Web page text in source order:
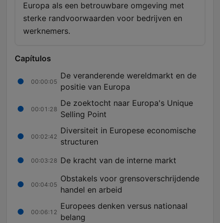
Europa als een betrouwbare omgeving met
sterke randvoorwaarden voor bedrijven en
werknemers.
Capítulos
00:00:05
De veranderende wereldmarkt en de
positie van Europa
00:01:28
De zoektocht naar Europa's Unique
Selling Point
00:02:42
Diversiteit in Europese economische
structuren
00:03:28 De kracht van de interne markt
00:04:05
Obstakels voor grensoverschrijdende
handel en arbeid
00:06:12
Europees denken versus nationaal
belang